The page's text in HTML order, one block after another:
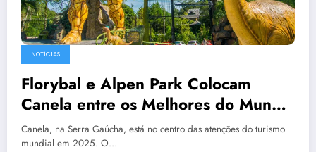
NOTÍCIAS
Florybal e Alpen Park Colocam
Canela entre os Melhores do Mundo
em 2025
Canela, na Serra Gaúcha, está no centro das atenções do turismo
mundial em 2025. O…